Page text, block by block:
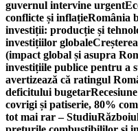
guvernul intervine urgent
conflicte și inflațieRomânia
investiții: producție și
investițiilor globale
(impact global și asupra
investițiile publice pentru a
avertizează că ratingul
deficitului bugetar
covrigi și patiserie, 80%
tot mai rar – Studiu